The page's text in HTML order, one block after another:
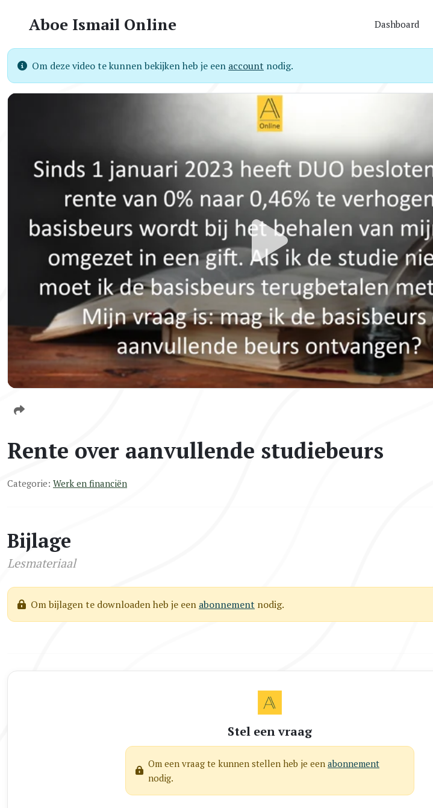
Aboe Ismail Online Dashboard
Om deze video te kunnen bekijken heb je een account nodig.
Rente over aanvullende studiebeurs
Categorie: Werk en financiën
Bijlage
Lesmateriaal
Om bijlagen te downloaden heb je een abonnement nodig.
Stel een vraag
Om een vraag te kunnen stellen heb je een abonnement
nodig.